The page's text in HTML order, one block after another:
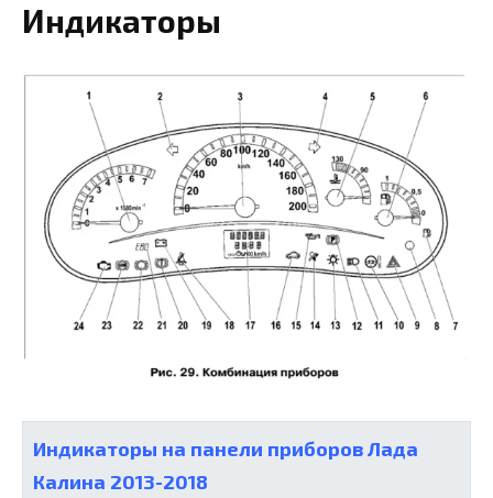
Индикаторы
Индикаторы на панели приборов Лада
Калина 2013-2018